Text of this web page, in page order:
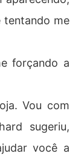
tentando me
forçando a
Vou com
sugeriu,
você a